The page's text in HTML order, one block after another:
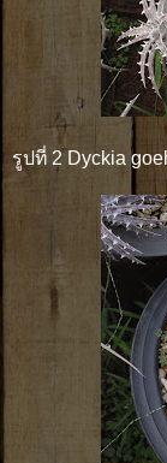
รูปที่ 2 Dyckia